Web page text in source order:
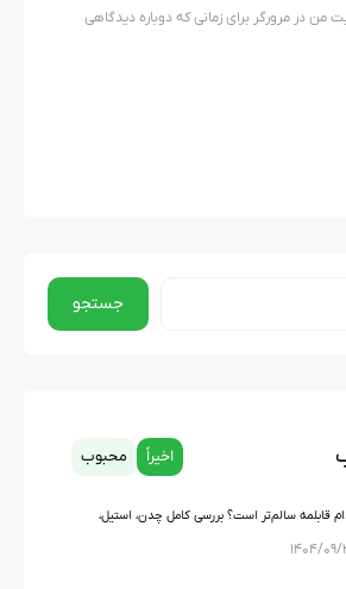
من در مرورگر برای زمانی که دوباره دیدگاهی
جستجو
اخیراً محبوب
قابلمه سالم‌تر است؟ بررسی کامل چدن، استیل،
و تفلون
۰۹/۲۴